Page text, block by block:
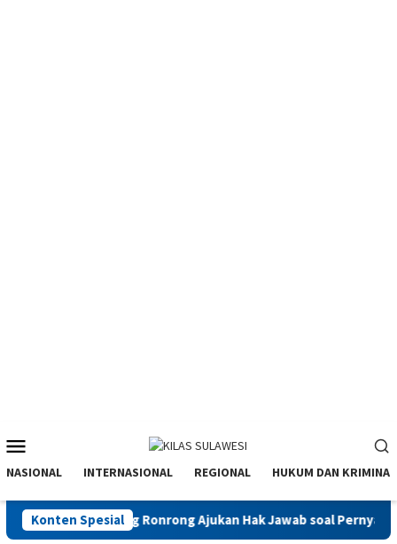
Mobile
NASIONAL INTERNASIONAL REGIONAL HUKUM DAN KRIMINAL
Konten Spesial
Dollah Daeng Ronrong Ajukan Hak Jawab soal Pernyataan